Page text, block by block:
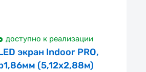
доступно к реализации
экран Indoor PRO,
(5,12х2,88м)